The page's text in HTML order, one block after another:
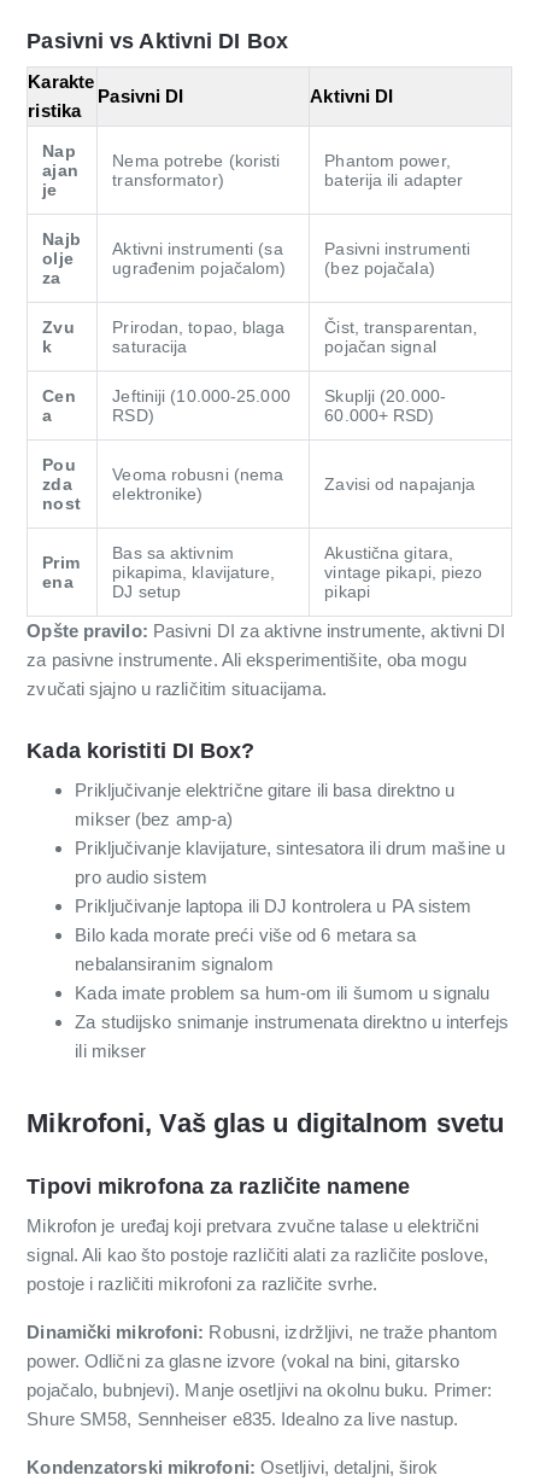
Pasivni vs Aktivni DI Box
Karakte
ristika
Pasivni DI Aktivni DI
Nap
ajan
je
Nema potrebe (koristi
transformator)
Phantom power,
baterija ili adapter
Najb
olje
za
Aktivni instrumenti (sa
ugrađenim pojačalom)
Pasivni instrumenti
(bez pojačala)
Zvu
k
Prirodan, topao, blaga
saturacija
Čist, transparentan,
pojačan signal
Cen
a
Jeftiniji (10.000-25.000
RSD)
Skuplji (20.000-
60.000+ RSD)
Pou
zda
nost
Veoma robusni (nema
elektronike)
Zavisi od napajanja
Prim
ena
Bas sa aktivnim
pikapima, klavijature,
DJ setup
Akustična gitara,
vintage pikapi, piezo
pikapi
Opšte pravilo: Pasivni DI za aktivne instrumente, aktivni DI
za pasivne instrumente. Ali eksperimentišite, oba mogu
zvučati sjajno u različitim situacijama.
Kada koristiti DI Box?
Priključivanje električne gitare ili basa direktno u
mikser (bez amp-a)
Priključivanje klavijature, sinte­satora ili drum mašine u
pro audio sistem
Priključivanje laptopa ili DJ kontrolera u PA sistem
Bilo kada morate preći više od 6 metara sa
nebalansiranim signalom
Kada imate problem sa hum-om ili šumom u signalu
Za studijsko snimanje instrumenata direktno u interfejs
ili mikser
Mikrofoni, Vaš glas u digitalnom svetu
Tipovi mikrofona za različite namene
Mikrofon je uređaj koji pretvara zvučne talase u električni
signal. Ali kao što postoje različiti alati za različite poslove,
postoje i različiti mikrofoni za različite svrhe.
Dinamički mikrofoni: Robusni, izdržljivi, ne traže phantom
power. Odlični za glasne izvore (vokal na bini, gitarsko
pojačalo, bubnjevi). Manje osetljivi na okolnu buku. Primer:
Shure SM58, Sennheiser e835. Idealno za live nastup.
Kondenzatorski mikrofoni: Osetljivi, detaljni, širok